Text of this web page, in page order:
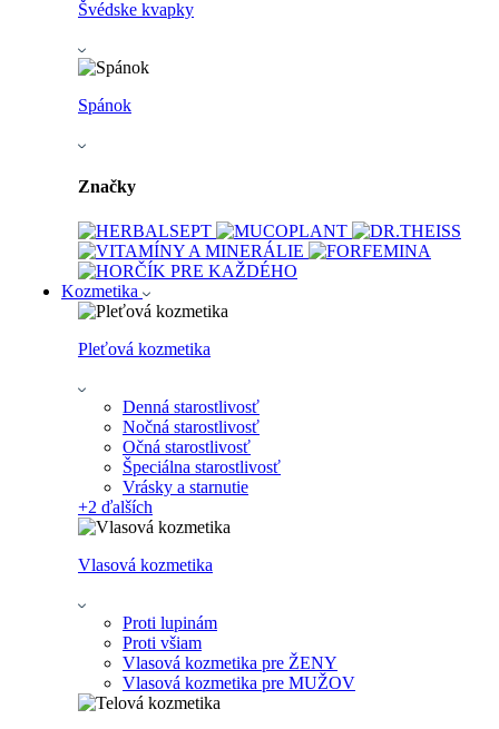
Švédske kvapky
Spánok
Značky
Kozmetika
Pleťová kozmetika
Denná starostlivosť
Nočná starostlivosť
Očná starostlivosť
Špeciálna starostlivosť
Vrásky a starnutie
+2 ďalších
Vlasová kozmetika
Proti lupinám
Proti všiam
Vlasová kozmetika pre ŽENY
Vlasová kozmetika pre MUŽOV